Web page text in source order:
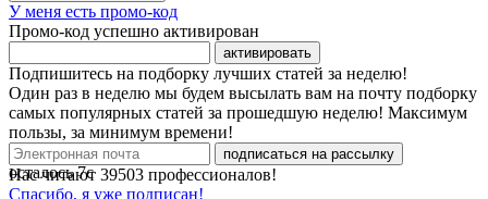
У меня есть промо-код
Промо-код успешно активирован
активировать
Подпишитесь на подборку лучших статей за неделю!
Один раз в неделю мы будем высылать вам на почту подборку
самых популярных статей за прошедшую неделю! Максимум
пользы, за минимум времени!
подписаться на рассылку
Нас читают 39503 профессионалов!
Спасибо, я уже подписан!
осталось7с